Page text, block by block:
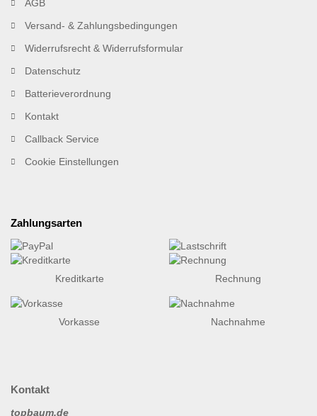
AGB
Versand- & Zahlungsbedingungen
Widerrufsrecht & Widerrufsformular
Datenschutz
Batterieverordnung
Kontakt
Callback Service
Cookie Einstellungen
Zahlungsarten
Kreditkarte Rechnung
Vorkasse Nachnahme
Kontakt
topbaum.de